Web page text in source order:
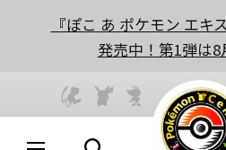
『ぽこ あ ポケモン エキ
発売中！第1弾は8